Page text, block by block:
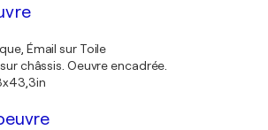
Émail sur Toile
châssis. Oeuvre encadrée.